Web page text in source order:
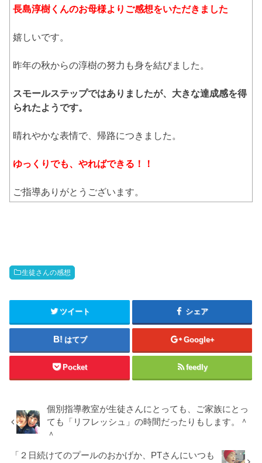
長島淳樹くんのお母様よりご感想をいただきました
嬉しいです。
昨年の秋からの淳樹の努力も身を結びました。
スモールステップではありましたが、大きな達成感を得
られたようです。
晴れやかな表情で、帰路につきました。
ゆっくりでも、やればできる！！
ご指導ありがとうございます。
生徒さんの感想
ツイート シェア
はてブ Google+
Pocket feedly
個別指導教室が生徒さんにとっても、ご家族にとっ
ても「リフレッシュ」の時間だったりもします。＾
＾
「２日続けてのプールのおかげか、PTさんにいつも